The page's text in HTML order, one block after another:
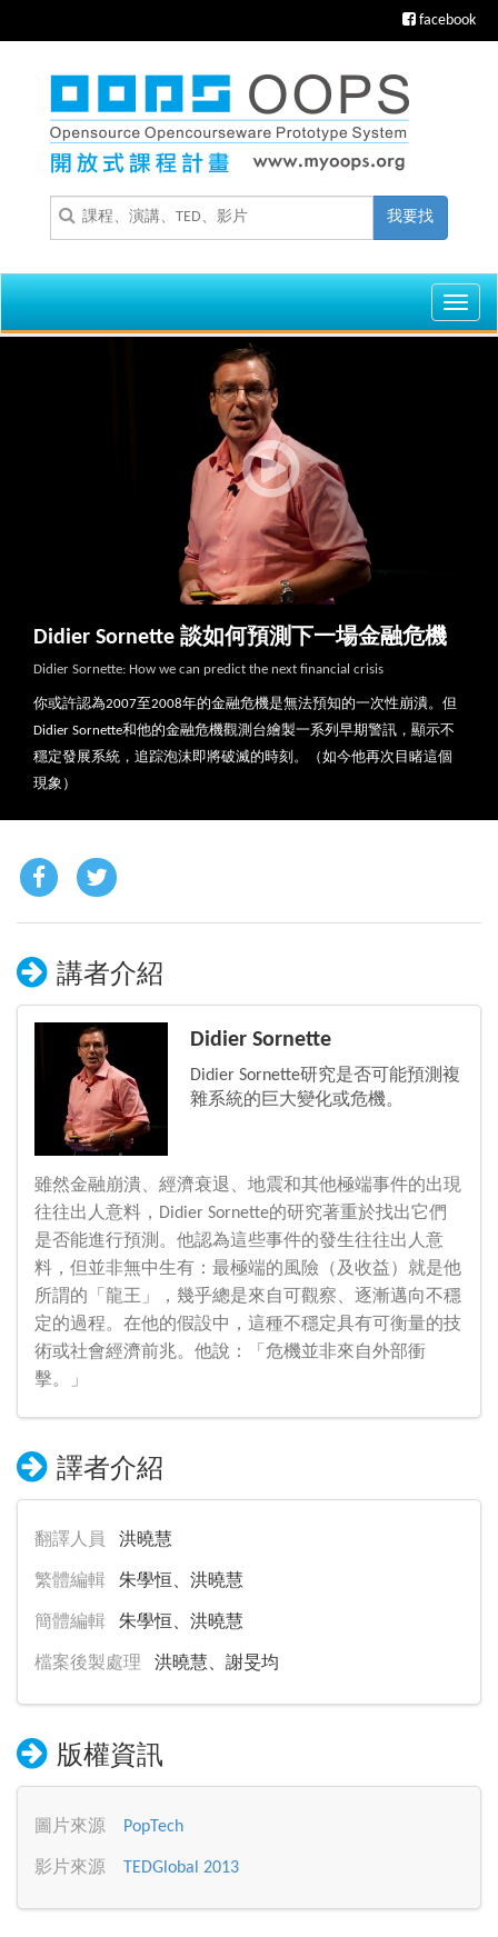
facebook
我要找
Didier Sornette 談如何預測下一場金融危機
Didier Sornette: How we can predict the next financial crisis
你或許認為2007至2008年的金融危機是無法預知的一次性崩潰。但
Didier Sornette和他的金融危機觀測台繪製一系列早期警訊，顯示不
穩定發展系統，追踪泡沫即將破滅的時刻。（如今他再次目睹這個
現象）
講者介紹
Didier Sornette
Didier Sornette研究是否可能預測複
雜系統的巨大變化或危機。
雖然金融崩潰、經濟衰退、地震和其他極端事件的出現
往往出人意料，Didier Sornette的研究著重於找出它們
是否能進行預測。他認為這些事件的發生往往出人意
料，但並非無中生有：最極端的風險（及收益）就是他
所謂的「龍王」，幾乎總是來自可觀察、逐漸邁向不穩
定的過程。在他的假設中，這種不穩定具有可衡量的技
術或社會經濟前兆。他說：「危機並非來自外部衝
擊。」
譯者介紹
翻譯人員 洪曉慧
繁體編輯 朱學恒、洪曉慧
簡體編輯 朱學恒、洪曉慧
檔案後製處理 洪曉慧、謝旻均
版權資訊
圖片來源 PopTech
影片來源 TEDGlobal 2013